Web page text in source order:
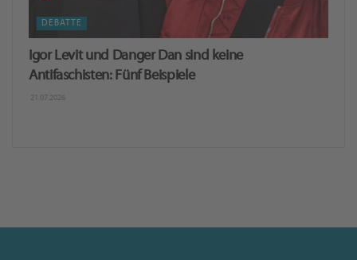
DEBATTE
Igor Levit und Danger Dan sind keine
Antifaschisten: Fünf Beispiele
21.07.2026